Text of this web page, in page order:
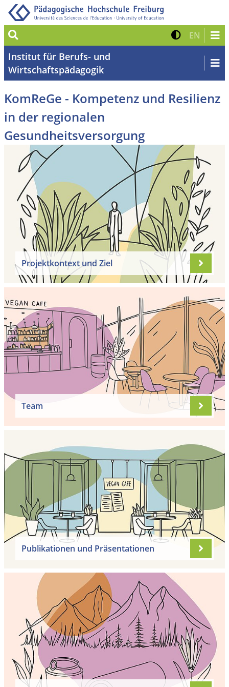
Suche Kontrast
EN Zur
Institut für Berufs- und
Wirtschaftspädagogik
KomReGe - Kompetenz und Resilienz
in der regionalen
Gesundheitsversorgung
Projektkontext und Ziel
Team
Publikationen und Präsentationen